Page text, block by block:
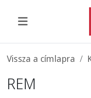
Morzsa
Vissza a címlapra
REM